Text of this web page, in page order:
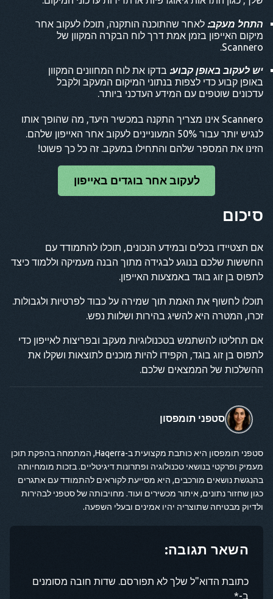
התחל מעקב: לאחר שהתוכנה הותקנה, תוכלו לעקוב אחר
מיקום האייפון בזמן אמת דרך לוח הבקרה המקוון של
Scannero.
יש לעקוב באופן קבוע: בדקו את לוח המחוונים המקוון
באופן קבוע כדי לצפות בנתוני המיקום המעקב ולקבל
עדכונים שוטפים עם המידע העדכני ביותר.
Scannero אינו מצריך התקנה במכשיר היעד, מה שהופך אותו
לנגיש יותר עבור 50% המעוניינים לעקוב אחר האייפון שלהם.
הזינו את המספר שלהם והתחילו במעקב. זה כל כך פשוט!
לעקוב אחר בוגדים באייפון
סיכום
אם תצטיידו בכלים ובמידע הנכונים, תוכלו להתמודד עם
החששות שלכם בנוגע לבגידה מתוך הבנה מעמיקה וללמוד כיצד
לתפוס בן זוג בוגד באמצעות האייפון.
תוכלו לחשוף את האמת תוך שמירה על כבוד לפרטיות ולגבולות.
זכרו, המטרה היא להשיג בהירות ושלוות נפש.
אם תחליטו להשתמש בטכנולוגיות מעקב ובפריצות לאייפון כדי
לתפוס בן זוג בוגד, הקפידו להיות מוכנים לתוצאות ושקלו את
ההשלכות של הממצאים שלכם.
סטפני תומפסון
סטפני תומפסון היא כותבת מקצועית ב-Haqerra, המתמחה בהפקת תוכן
מעמיק ופרקטי בנושאי טכנולוגיה ופתרונות דיגיטליים. בזכות מומחיותה
בהנגשת נושאים מורכבים, היא מסייעת לקוראים להתמודד עם אתגרים
כגון שחזור נתונים, איתור מכשירים ועוד. מחויבותה של סטפני לבהירות
ולדיוק מבטיחה שתוצריה יהיו אמינים ובעלי השפעה.
השאר תגובה:
כתובת הדוא"ל שלך לא תפורסם. שדות חובה מסומנים
ב-*